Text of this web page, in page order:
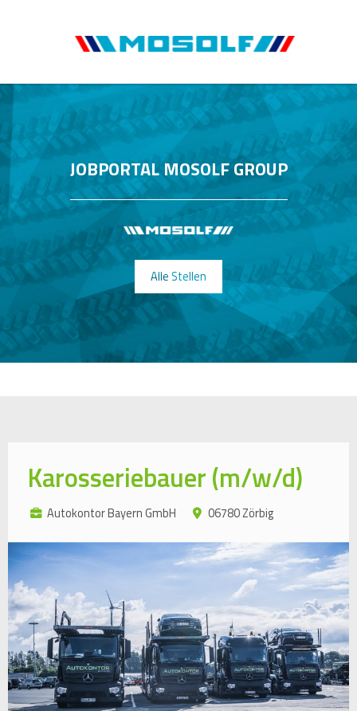
JOBPORTAL MOSOLF GROUP
Alle Stellen
Karosseriebauer (m/w/d)
Autokontor Bayern GmbH 06780 Zörbig